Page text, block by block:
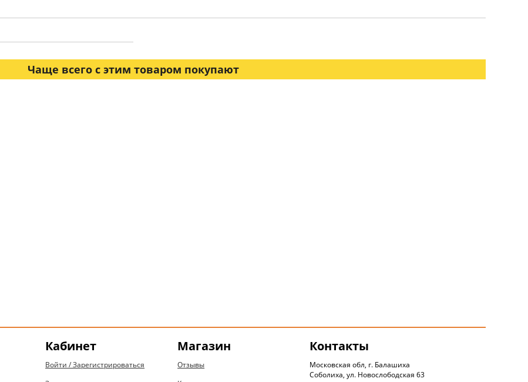
Чаще всего с этим товаром покупают
Кабинет
Войти / Зарегистрироваться
Магазин
Отзывы
Контакты
Московская обл, г. Балашиха
Соболиха, ул. Новослободская 63